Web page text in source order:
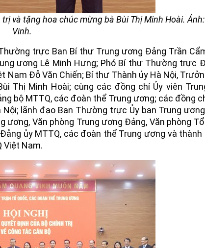
và tặng hoa chúc mừng bà Bùi Thị Minh Hoài.
Vinh.
trực Ban Bí thư Trung ương Đảng Trần
ương Lê Minh Hưng; Phó Bí thư Thường trực
Nam Đỗ Văn Chiến; Bí thư Thành ủy Hà Nội,
Thị Minh Hoài; cùng các đồng chí Ủy viên
bộ MTTQ, các đoàn thể Trung ương; các đồng
lãnh đạo Ban Thường trực Ủy ban Trung
ương, Văn phòng Trung ương Đảng, Văn phòng
ủy MTTQ, các đoàn thể Trung ương và thành
Việt Nam.